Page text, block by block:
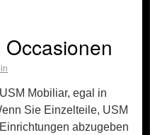
Mobiliar, egal in
Sie Einzelteile, USM
abzugeben